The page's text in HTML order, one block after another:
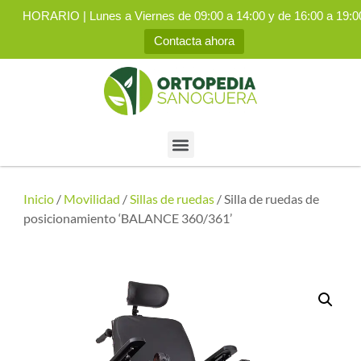
HORARIO | Lunes a Viernes de 09:00 a 14:00 y de 16:00 a
Contacta ahora
Inicio / Movilidad /Sillas de ruedas / Silla de ruedas de
posicionamiento ‘BALANCE 360/361’